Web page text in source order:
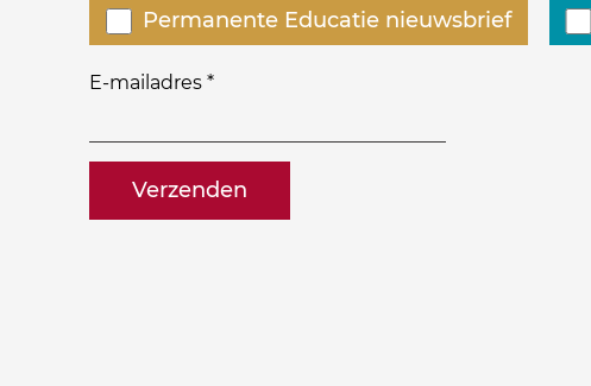
E-mailadres *
naam@bedrijf.nl
Welke
nieuwsbrieven
zou
willen
ontvangen?
Permanente Educatie nieuwsbrief